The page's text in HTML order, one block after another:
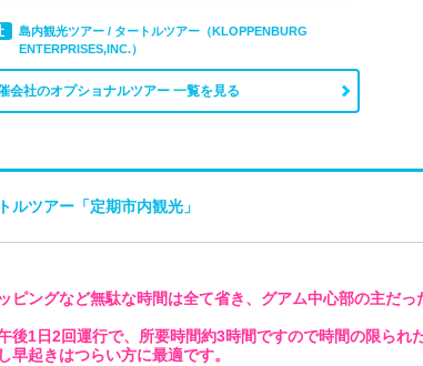
島内観光ツアー / タートルツアー（KLOPPENBURG
ENTERPRISES,INC.）
会社のオプショナルツアー 一覧を見る
ルツアー「定期市内観光」
ピングなど無駄な時間は全て省き、グアム中心部の主だ
後1日2回運行で、所要時間約3時間ですので時間の限られ
早起きはつらい方に最適です。